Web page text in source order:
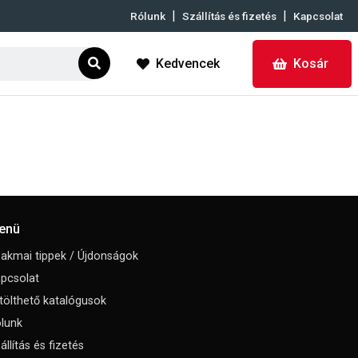
Rólunk | Szállítás és fizetés | Kapcsolat
Kedvencek Kosár
tippek / Újdonságok
katalógusok
és fizetés